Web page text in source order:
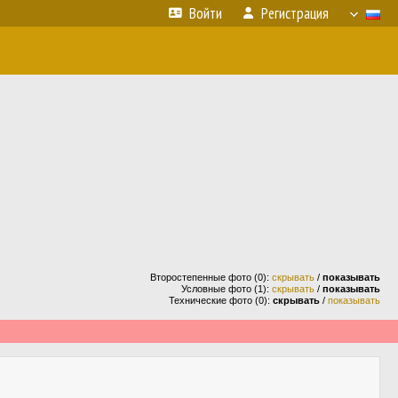
Войти Регистрация
Второстепенные фото (0): скрывать / показывать
Условные фото (1): скрывать / показывать
Технические фото (0): скрывать / показывать